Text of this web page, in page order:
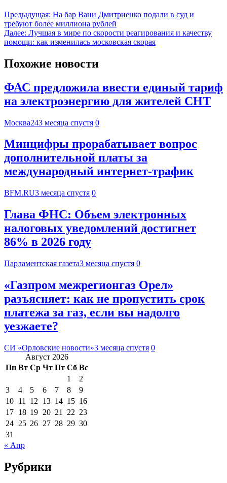
Предыдущая: На бар Вани Дмитриенко подали в суд и
требуют более миллиона рублей
Далее: Лучшая в мире по скорости реагирования и качеству
помощи: как изменилась московская скорая
Похожие новости
ФАС предложила ввести единый тариф
на электроэнергию для жителей СНТ
Москва243 месяца спустя 0
Минцифры прорабатывает вопрос
дополнительной платы за
международный интернет-трафик
BFM.RU3 месяца спустя 0
Глава ФНС: Объем электронных
налоговых уведомлений достигнет
86% в 2026 году
Парламентская газета3 месяца спустя 0
«Газпром межрегионгаз Орел»
разъясняет: как не пропустить срок
платежа за газ, если вы надолго
уезжаете?
СИ «Орловские новости»3 месяца спустя 0
Август 2026
Пн Вт Ср Чт Пт Сб Вс
1
2
3
4 5 6 7 8
9
10 11 12 13 14 15 16
17 18 19 20 21 22 23
24 25 26 27 28 29 30
31
« Апр
Рубрики